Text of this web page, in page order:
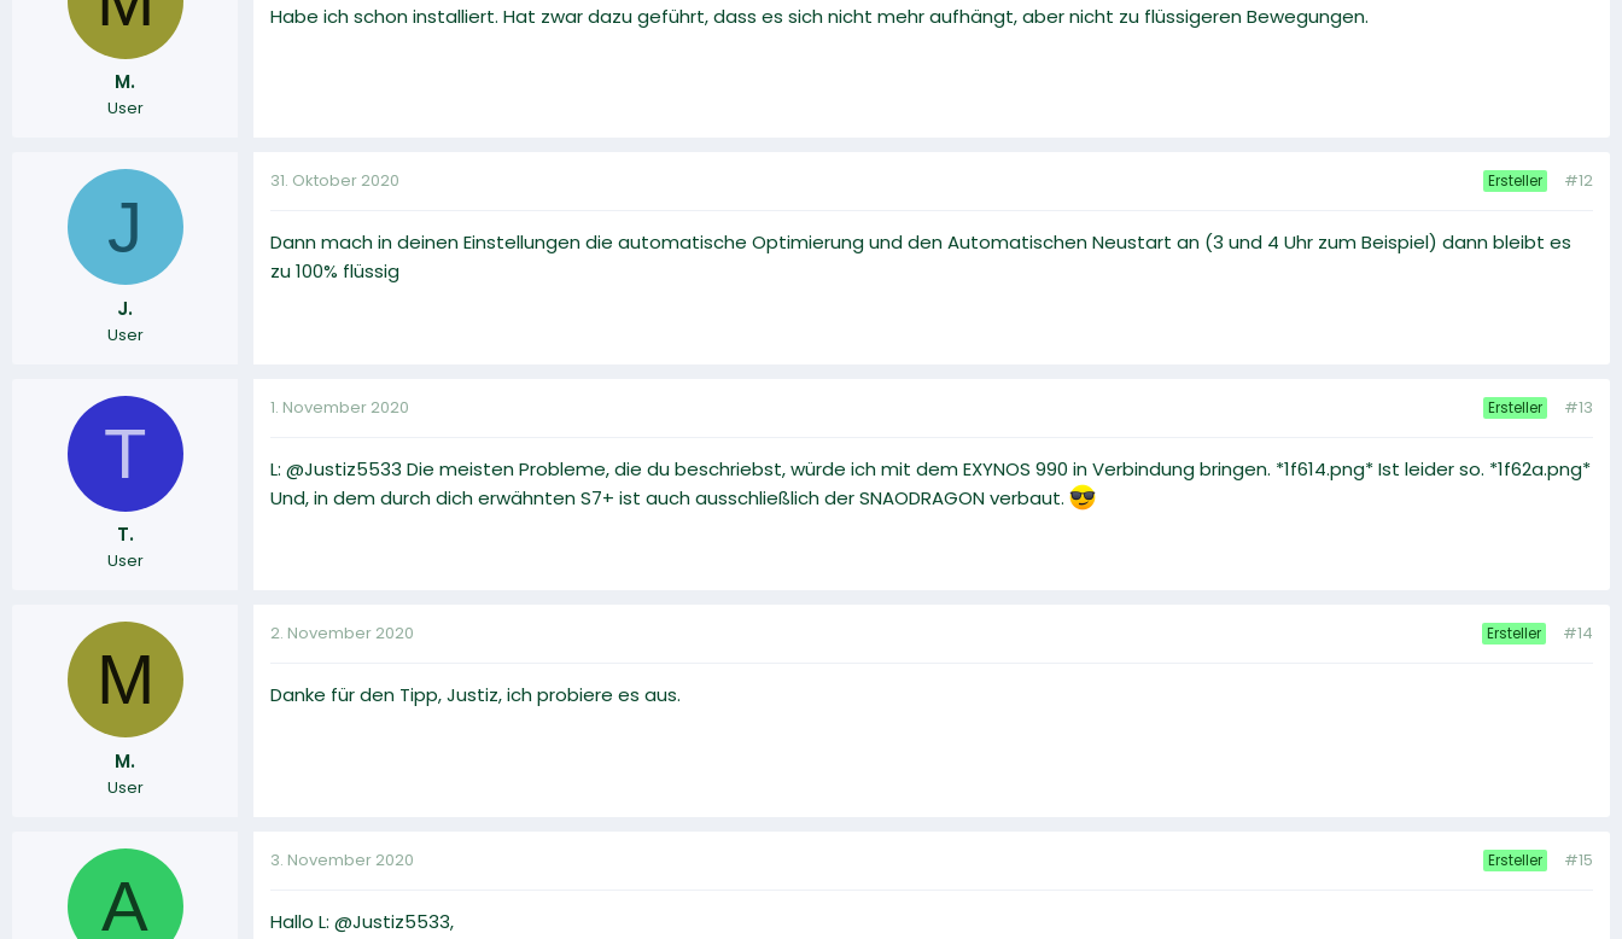
M.
User
Habe ich schon installiert. Hat zwar dazu geführt, dass es sich nicht mehr aufhängt, aber nicht zu flüssigeren Bewegungen.
J
J.
User
31. Oktober 2020 Ersteller #12
Dann mach in deinen Einstellungen die automatische Optimierung und den Automatischen Neustart an (3 und 4 Uhr zum Beispiel) dann bleibt es
zu 100% flüssig
T
T.
User
1. November 2020 Ersteller #13
L: @Justiz5533 Die meisten Probleme, die du beschriebst, würde ich mit dem EXYNOS 990 in Verbindung bringen. *1f614.png* Ist leider so. *1f62a.png*
Und, in dem durch dich erwähnten S7+ ist auch ausschließlich der SNAODRAGON verbaut.
M
M.
User
2. November 2020 Ersteller #14
Danke für den Tipp, Justiz, ich probiere es aus.
A
3. November 2020 Ersteller #15
Hallo L: @Justiz5533,